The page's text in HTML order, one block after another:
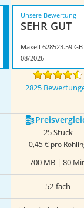
Unsere Bewertung
SEHR GUT
Maxell 628523.59.GB
08/2026
2825
25 Stück
0,45 € pro
700 MB | 80
52-fach